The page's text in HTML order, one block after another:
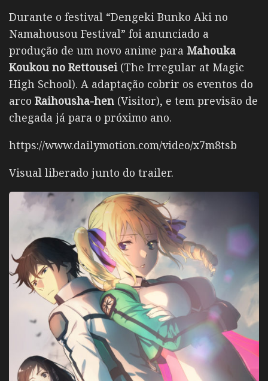
Durante o festival “Dengeki Bunko Aki no
Namahousou Festival” foi anunciado a
produção de um novo anime para Mahouka
Koukou no Rettousei(The Irregular at Magic
High School). A adaptação cobrir os eventos do
arco Raihousha-hen (Visitor), e tem previsão de
chegada já para o próximo ano.
https://www.dailymotion.com/video/x7m8tsb
Visual liberado junto do trailer.